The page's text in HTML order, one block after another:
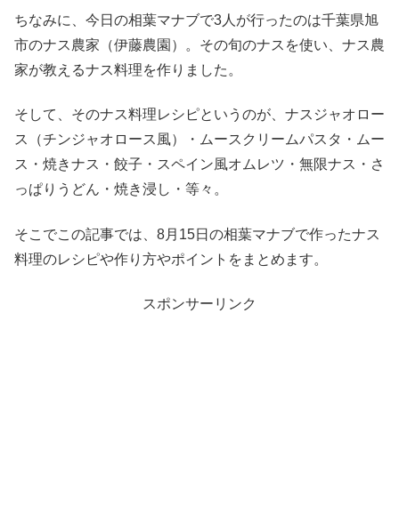
ちなみに、今日の相葉マナブで3人が行ったのは千葉県旭
市のナス農家（伊藤農園）。その旬のナスを使い、ナス農
家が教えるナス料理を作りました。
そして、そのナス料理レシピというのが、ナスジャオロー
ス（チンジャオロース風）・ムースクリームパスタ・ムー
ス・焼きナス・餃子・スペイン風オムレツ・無限ナス・さ
っぱりうどん・焼き浸し・等々。
そこでこの記事では、8月15日の相葉マナブで作ったナス
料理のレシピや作り方やポイントをまとめます。
スポンサーリンク